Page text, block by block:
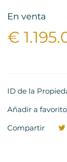
En venta
€
ID de la
Añadir a
Compartir